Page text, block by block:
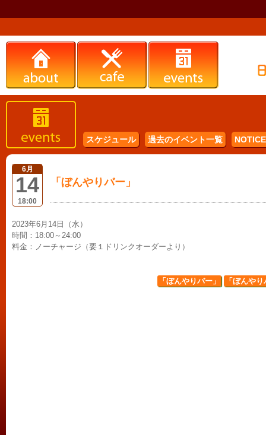
スケジュール 過去のイベント一覧
6月
14
18:00
「ぼんやりバー」
2023年6月14日（水）
時間：18:00～24:00
料金：ノーチャージ（要１ドリンクオーダーより）
「ぼんやりバー」 「ぼんや